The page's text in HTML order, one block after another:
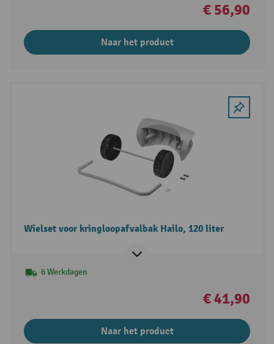
€ 56,90
Naar het product
Wielset voor kringloopafvalbak Hailo, 120 liter
6 Werkdagen
€ 41,90
Naar het product